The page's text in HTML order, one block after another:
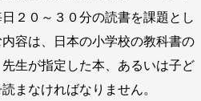
２０～３０分の読書を課題とし
容は、日本の小学校の教科書の
生が指定した本、あるいは子ど
まなければなりません。